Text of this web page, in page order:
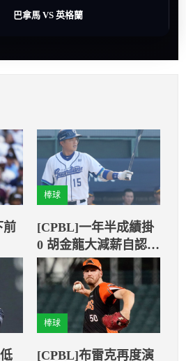
巴拿馬 VS 英格蘭
前
棒球
[CPBL]一年半成績掛
0 胡金龍大減薪自認
「應該的」
棒球
[CPBL]布雷克再度演